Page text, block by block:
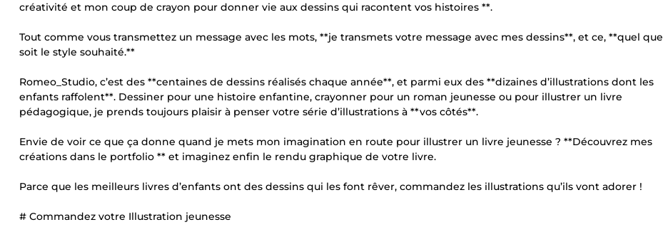
créativité et mon coup de crayon pour donner vie aux dessins qui racontent vos histoires **.
Tout comme vous transmettez un message avec les mots, **je transmets votre message avec mes dessins**, et ce, **quel que
soit le style souhaité.**
Romeo_Studio, c’est des **centaines de dessins réalisés chaque année**, et parmi eux des **dizaines d’illustrations dont les
enfants raffolent**. Dessiner pour une histoire enfantine, crayonner pour un roman jeunesse ou pour illustrer un livre
pédagogique, je prends toujours plaisir à penser votre série d’illustrations à **vos côtés**.
Envie de voir ce que ça donne quand je mets mon imagination en route pour illustrer un livre jeunesse ? **Découvrez mes
créations dans le portfolio ** et imaginez enfin le rendu graphique de votre livre.
Parce que les meilleurs livres d’enfants ont des dessins qui les font rêver, commandez les illustrations qu’ils vont adorer !
# Commandez votre Illustration jeunesse